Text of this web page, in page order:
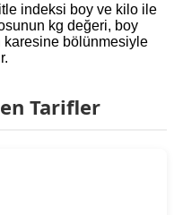
indeksi boy ve kilo ile
kg değeri, boy
bölünmesiyle
Tarifler